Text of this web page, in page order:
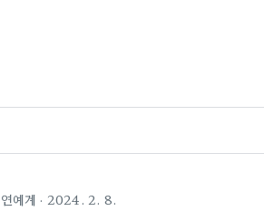
연예계 · 2024. 2. 8.